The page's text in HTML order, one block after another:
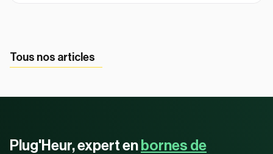
Tous nos articles
Plug'Heur, expert en bornes de